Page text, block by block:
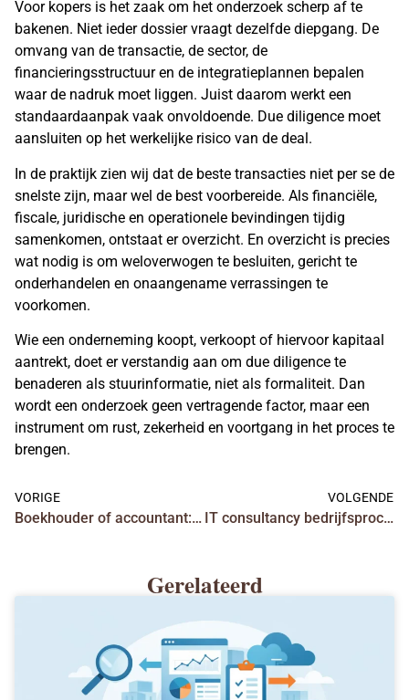
Voor kopers is het zaak om het onderzoek scherp af te
bakenen. Niet ieder dossier vraagt dezelfde diepgang. De
omvang van de transactie, de sector, de
financieringsstructuur en de integratieplannen bepalen
waar de nadruk moet liggen. Juist daarom werkt een
standaardaanpak vaak onvoldoende. Due diligence moet
aansluiten op het werkelijke risico van de deal.
In de praktijk zien wij dat de beste transacties niet per se de
snelste zijn, maar wel de best voorbereide. Als financiële,
fiscale, juridische en operationele bevindingen tijdig
samenkomen, ontstaat er overzicht. En overzicht is precies
wat nodig is om weloverwogen te besluiten, gericht te
onderhandelen en onaangename verrassingen te
voorkomen.
Wie een onderneming koopt, verkoopt of hiervoor kapitaal
aantrekt, doet er verstandig aan om due diligence te
benaderen als stuurinformatie, niet als formaliteit. Dan
wordt een onderzoek geen vertragende factor, maar een
instrument om rust, zekerheid en voortgang in het proces te
brengen.
VORIGE
Boekhouder of accountant: wat past bij u?
VOLGENDE
IT consultancy bedrijfsprocessen verbeteren
Gerelateerd